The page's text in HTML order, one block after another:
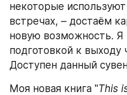
некоторые
встречах, – достаём
новую возможность. Я
подготовкой к выходу
Доступен данный
Моя новая книга "This